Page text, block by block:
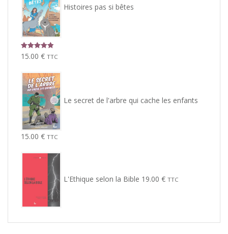
Histoires pas si bêtes
Note 5.00
15.00 € TTC
Le secret de l'arbre qui cache les enfants
15.00 € TTC
L'Ethique selon la Bible 19.00 € TTC